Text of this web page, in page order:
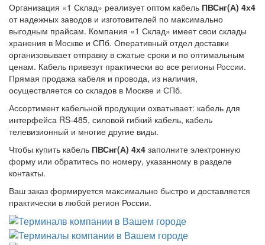
Организация «1 Склад» реализует оптом кабель ПВСнг(А) 4х4
от надежных заводов и изготовителей по максимально
выгодным прайсам. Компания «1 Склад» имеет свои склады
хранения в Москве и СПб. Оперативный отдел доставки
организовывает отправку в сжатые сроки и по оптимальным
ценам. Кабель привезут практически во все регионы России.
Прямая продажа кабеля и провода, из наличия,
осуществляется со складов в Москве и СПб.
Ассортимент кабельной продукции охватывает: кабель для
интерфейса RS-485, силовой гибкий кабель, кабель
телевизионный и многие другие виды.
Чтобы купить кабель ПВСнг(А) 4х4 заполните электронную
форму или обратитесь по номеру, указанному в разделе
контакты.
Ваш заказ формируется максимально быстро и доставляется
практически в любой регион России.